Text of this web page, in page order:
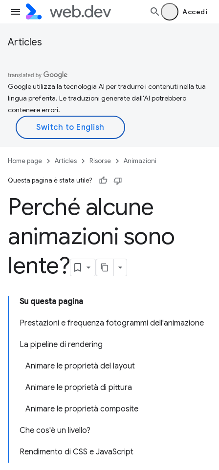
Accedi
Articles
Google utilizza la tecnologia AI per tradurre i contenuti nella tua
lingua preferita. Le traduzioni generate dall'AI potrebbero
contenere errori.
Home page Articles Risorse Animazioni
Questa pagina è stata utile?
Perché alcune
animazioni sono
lente?
Su questa pagina
Prestazioni e frequenza fotogrammi dell'animazione
La pipeline di rendering
Animare le proprietà del layout
Animare le proprietà di pittura
Animare le proprietà composite
Che cos'è un livello?
Rendimento di CSS e JavaScript